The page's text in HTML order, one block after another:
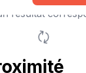
résultat